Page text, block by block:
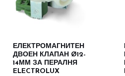
ЕЛЕКТРОМАГНИТЕН
ДВОЕН КЛАПАН Ø12-
14ММ ЗА ПЕРАЛНЯ
ELECTROLUX